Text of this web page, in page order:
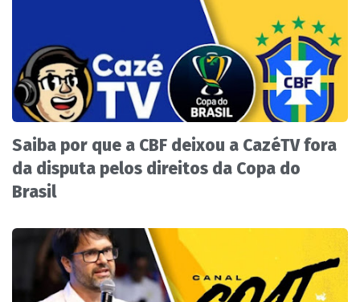
Saiba por que a CBF deixou a CazéTV fora
da disputa pelos direitos da Copa do
Brasil